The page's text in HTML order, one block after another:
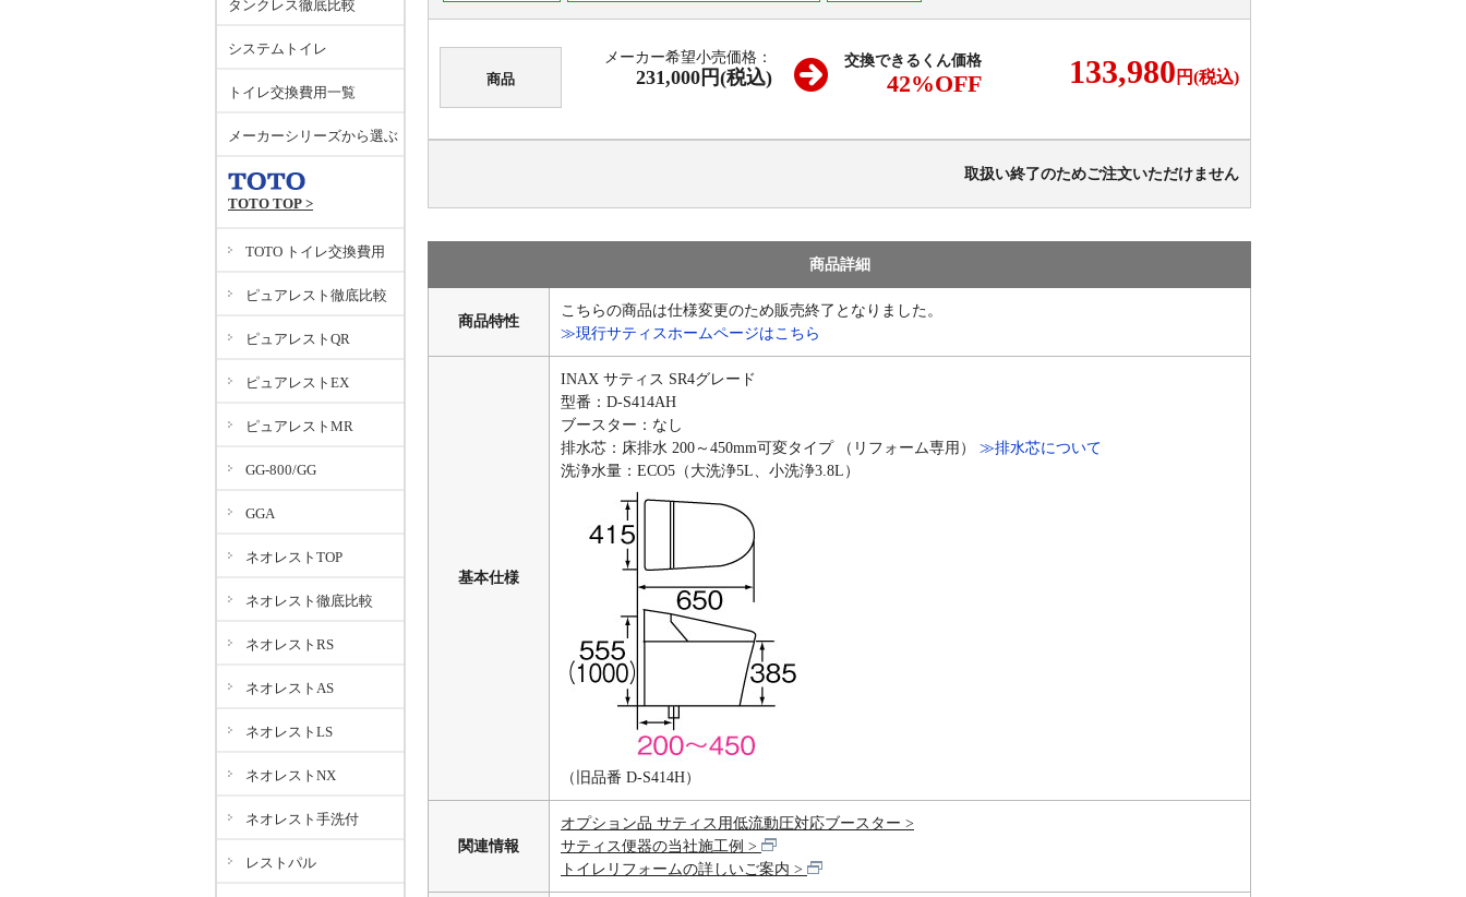
商品
メーカー希望小売価格：
231,000円(税込)
交換できるくん価格
42%OFF 133,980 円(税込)
取扱い終了のためご注文いただけません
商品詳細
商品特性
こちらの商品は仕様変更のため販売終了となりました。
≫現行サティスホームページはこちら
基本仕様
INAX サティス SR4グレード
型番：D-S414AH
ブースター：なし
排水芯：床排水 200～450mm可変タイプ （リフォーム専用） ≫排水芯について
洗浄水量：ECO5（大洗浄5L、小洗浄3.8L）
（旧品番 D-S414H）
関連情報
オプション品 サティス用低流動圧対応ブースター
サティス便器の当社施工例
トイレリフォームの詳しいご案内
タンクレス徹底比較
システムトイレ
トイレ交換費用一覧
メーカーシリーズから選ぶ
TOTO TOP >
TOTO トイレ交換費用
ピュアレスト徹底比較
ピュアレストQR
ピュアレストEX
ピュアレストMR
GG-800/GG
GGA
ネオレストTOP
ネオレスト徹底比較
ネオレストRS
ネオレストAS
ネオレストLS
ネオレストNX
ネオレスト手洗付
レストパル